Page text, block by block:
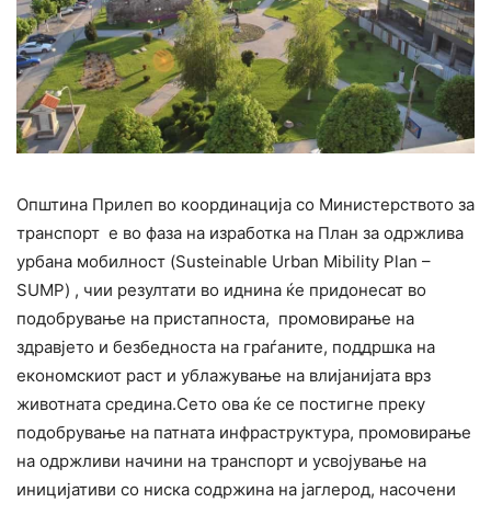
Општина Прилеп во координација со Министерството за
транспорт е во фаза на изработка на План за одржлива
урбана мобилност (Susteinable Urban Mibility Plan –
SUMP) , чии резултати во иднина ќе придонесат во
подобрување на пристапноста, промовирање на
здравјето и безбедноста на граѓаните, поддршка на
економскиот раст и ублажување на влијанијата врз
животната средина.Сето ова ќе се постигне преку
подобрување на патната инфраструктура, промовирање
на одржливи начини на транспорт и усвојување на
иницијативи со ниска содржина на јаглерод, насочени